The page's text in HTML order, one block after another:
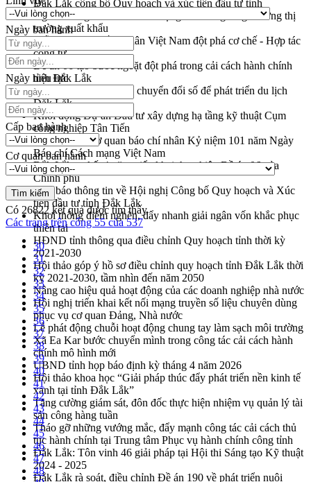
Đắk Lắk công bố Quy hoạch và xúc tiến đầu tư tỉnh
Ngành cá ngừ Đắk Lắk chủ động thích ứng để giữ vững thị
trường xuất khẩu
Diễn đàn Kinh tế tư nhân Việt Nam đột phá cơ chế - Hợp tác
công tư
Đề án 06 tạo bước ngoặt đột phá trong cải cách hành chính
tỉnh Đắk Lắk
Kết nối tour, đẩy mạnh chuyển đổi số để phát triển du lịch
Đắk Lắk
Khởi động Dự án Đầu tư xây dựng hạ tầng kỹ thuật Cụm
công nghiệp Tân Tiến
Gặp mặt các cơ quan báo chí nhân Kỷ niệm 101 năm Ngày
Báo chí Cách mạng Việt Nam
Đắk Lắk sơ kết 4 năm triển khai thực hiện Đề án 06 của
Chính phủ
Họp báo thông tin về Hội nghị Công bố Quy hoạch và Xúc
tiến đầu tư tỉnh Đắk Lắk
Khơi thông điểm nghẽn, đẩy nhanh giải ngân vốn khắc phục
thiên tai
HĐND tỉnh thông qua điều chỉnh Quy hoạch tỉnh thời kỳ
2021-2030
Hội thảo góp ý hồ sơ điều chỉnh quy hoạch tỉnh Đắk Lắk thời
kỳ 2021-2030, tầm nhìn đến năm 2050
Nâng cao hiệu quả hoạt động của các doanh nghiệp nhà nước
Hội nghị triển khai kết nối mạng truyền số liệu chuyên dùng
phục vụ cơ quan Đảng, Nhà nước
Lễ phát động chuỗi hoạt động chung tay làm sạch môi trường
Xã Ea Kar bước chuyển mình trong công tác cải cách hành
chính mô hình mới
UBND tỉnh họp báo định kỳ tháng 4 năm 2026
Hội thảo khoa học “Giải pháp thúc đẩy phát triển nền kinh tế
xanh tại tỉnh Đắk Lắk”
Tăng cường giám sát, đôn đốc thực hiện nhiệm vụ quản lý tài
sản công hàng tuần
Tháo gỡ những vướng mắc, đẩy mạnh công tác cải cách thủ
tục hành chính tại Trung tâm Phục vụ hành chính công tỉnh
Đắk Lắk: Tôn vinh 46 giải pháp tại Hội thi Sáng tạo Kỹ thuật
2024 - 2025
Đắk Lắk rà soát, điều chỉnh Đề án 190 về phát triển nuôi
Ngày ban hành
Ngày hiệu lực
Cấp ban hành
Cơ quan ban hành
Có 26822kết quả được tìm thấy
Các trang trên cổng 55 của 537
30
31
32
33
34
35
36
37
38
39
40
41
42
43
44
45
46
47
48